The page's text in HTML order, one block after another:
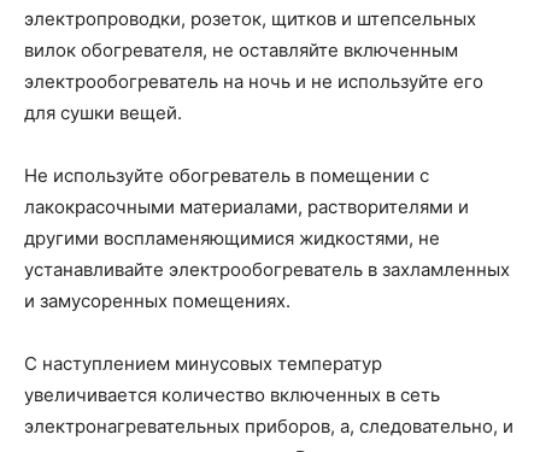
электропроводки, розеток, щитков и штепсельных
вилок обогревателя, не оставляйте включенным
электрообогреватель на ночь и не используйте его
для сушки вещей.
Не используйте обогреватель в помещении с
лакокрасочными материалами, растворителями и
другими воспламеняющимися жидкостями, не
устанавливайте электрообогреватель в захламленных
и замусоренных помещениях.
С наступлением минусовых температур
увеличивается количество включенных в сеть
электронагревательных приборов, а, следовательно, и